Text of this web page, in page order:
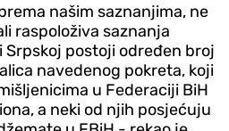
našim saznanjima, ne
raspoloživa saznanja
Srpskoj postoji određen broj
navedenog pokreta, koji
u Federaciji BiH
a neki od njih posjećuju